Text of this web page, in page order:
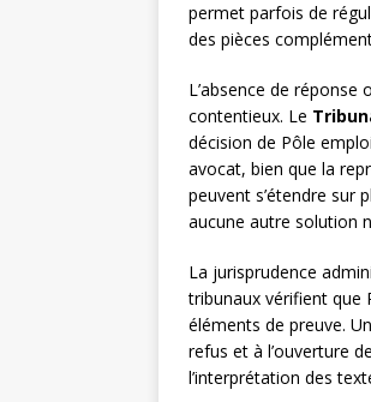
permet parfois de
des pièces
L’absence de
contentieux. Le
décision de Pôle
avocat, bien que la
peuvent s’étendre sur
aucune autre solution
La jurisprudence
tribunaux vérifient que
éléments de preuve.
refus et à l’ouverture
l’interprétation des